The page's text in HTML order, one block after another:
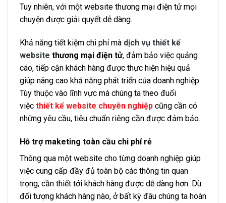
Tuy nhiên, với một website thương mại điện tử mọi
chuyện được giải quyết dễ dàng.
Khả năng tiết kiệm chi phí mà dịch vụ thiết kế
website thương mại điện tử, đảm bảo việc quảng
cáo, tiếp cận khách hàng được thực hiện hiệu quả
giúp nâng cao khả năng phát triển của doanh nghiệp.
Tùy thuộc vào lĩnh vực mà chúng ta theo đuổi
việc thiết kế website chuyên nghiệp cũng cần có
những yêu cầu, tiêu chuẩn riêng cần được đảm bảo.
Hỗ trợ maketing toàn cầu chi phí rẻ
Thông qua một website cho từng doanh nghiệp giúp
việc cung cấp đầy đủ toàn bộ các thông tin quan
trọng, cần thiết tới khách hàng được dễ dàng hơn. Dù
đối tượng khách hàng nào, ở bất kỳ đâu chúng ta hoàn